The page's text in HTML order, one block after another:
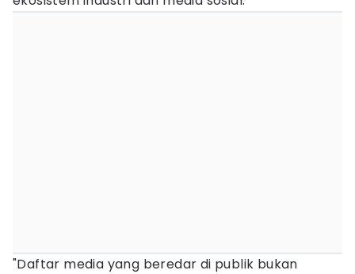
"Daftar media yang beredar di publik bukan